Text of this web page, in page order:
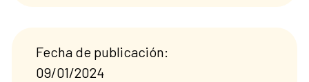
Fecha de publicación:
09/01/2024